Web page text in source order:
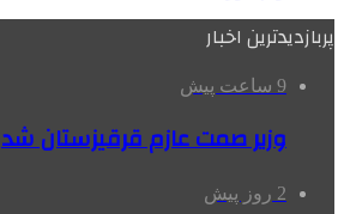
پربازدیدترین اخبار
9 ساعت پیش
وزیر صمت عازم قرقیزستان شد
2 روز پیش